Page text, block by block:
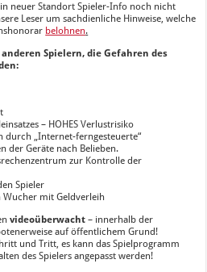
neuer Standort Spieler-Info noch nicht
Leser um sachdienliche Hinweise, welche
belohnen.
Spielern, die Gefahren des
– HOHES Verlustrisiko
durch „Internet-ferngesteuerte“
der Geräte nach Belieben.
zur Kontrolle der
Spieler
Wucher mit Geldverleih
videoüberwacht– innerhalb der
auf öffentlichem Grund!
und Tritt, es kann das Spielprogramm
des Spielers angepasst werden!